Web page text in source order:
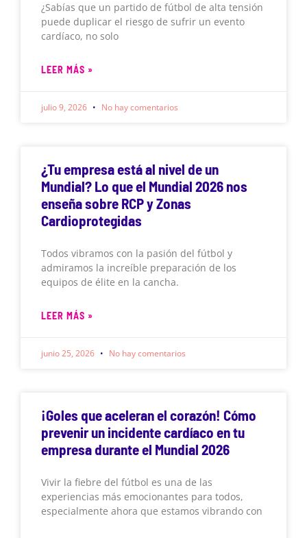
¿Sabías que un partido de fútbol de alta tensión
puede duplicar el riesgo de sufrir un evento
cardíaco, no solo
LEER MÁS »
julio 9, 2026 No hay comentarios
¿Tu empresa está al nivel de un
Mundial? Lo que el Mundial 2026 nos
enseña sobre RCP y Zonas
Cardioprotegidas
Todos vibramos con la pasión del fútbol y
admiramos la increíble preparación de los
equipos de élite en la cancha.
LEER MÁS »
junio 25, 2026 No hay comentarios
¡Goles que aceleran el corazón! Cómo
prevenir un incidente cardíaco en tu
empresa durante el Mundial 2026
Vivir la fiebre del fútbol es una de las
experiencias más emocionantes para todos,
especialmente ahora que estamos vibrando con